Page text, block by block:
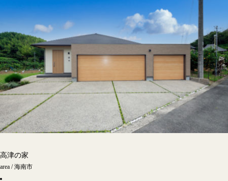
高津の家
area / 海南市